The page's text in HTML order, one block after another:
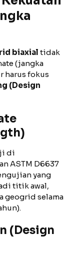
biaxial tidak
(jangka
harus fokus
(Design
di
ASTM D6637
yang
titik awal,
geogrid selama
(Design